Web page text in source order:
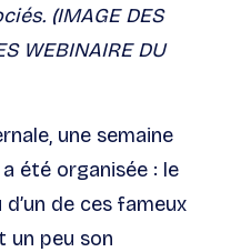
(IMAGE DES
WEBINAIRE DU
une semaine
été organisée : le
de ces fameux
un peu son